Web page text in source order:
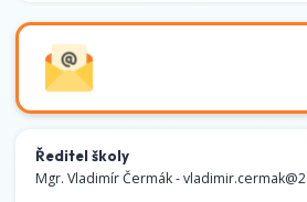
Ředitel školy
Mgr. Vladimír Čermák -